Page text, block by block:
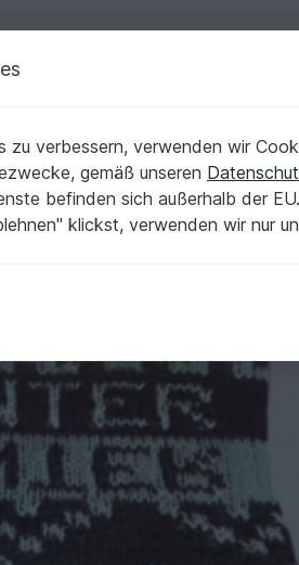
Look
mit
zu verbessern, verwenden wir
gemäß unseren
befinden sich außerhalb der
klickst, verwenden wir nur